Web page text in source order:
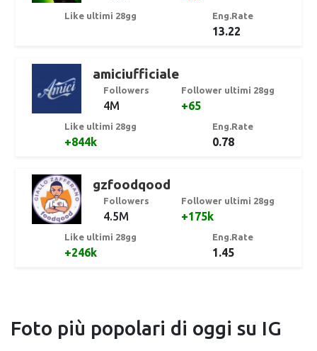
Like ultimi 28gg Eng.Rate
13.22
amiciufficiale
Followers
4M
Follower ultimi 28gg
+65
Like ultimi 28gg
+844k
Eng.Rate
0.78
gzfoodqood
Followers
4.5M
Follower ultimi 28gg
+175k
Like ultimi 28gg
+246k
Eng.Rate
1.45
Foto più popolari di oggi su IG